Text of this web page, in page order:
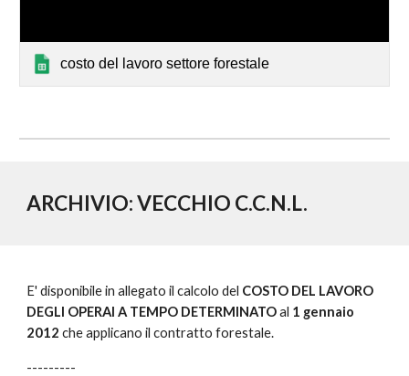
costo del lavoro settore forestale
ARCHIVIO: VECCHIO C.C.N.L.
E' disponibile in allegato il calcolo del COSTO DEL LAVORO
DEGLI OPERAI A TEMPO DETERMINATO al 1 gennaio
2012 che applicano il contratto forestale.
---------